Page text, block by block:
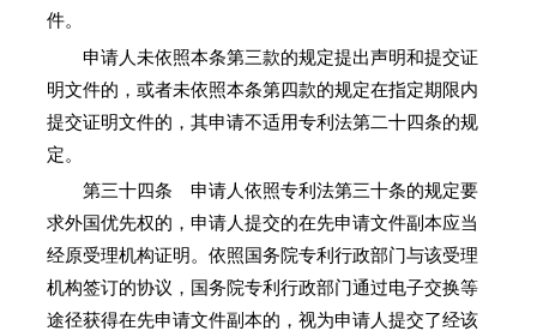
件。
申请人未依照本条第三款的规定提出声明和提交证
明文件的，或者未依照本条第四款的规定在指定期限内
提交证明文件的，其申请不适用专利法第二十四条的规
定。
第三十四条 申请人依照专利法第三十条的规定要
求外国优先权的，申请人提交的在先申请文件副本应当
经原受理机构证明。依照国务院专利行政部门与该受理
机构签订的协议，国务院专利行政部门通过电子交换等
途径获得在先申请文件副本的，视为申请人提交了经该